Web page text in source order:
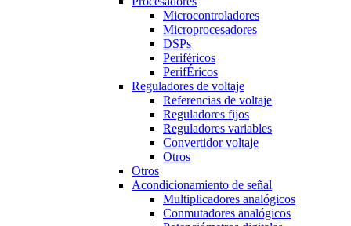
Microcontroladores
Microprocesadores
DSPs
Periféricos
PerifÉricos
Reguladores de voltaje
Referencias de voltaje
Reguladores fijos
Reguladores variables
Convertidor voltaje
Otros
Otros
Acondicionamiento de señal
Multiplicadores analógicos
Conmutadores analógicos